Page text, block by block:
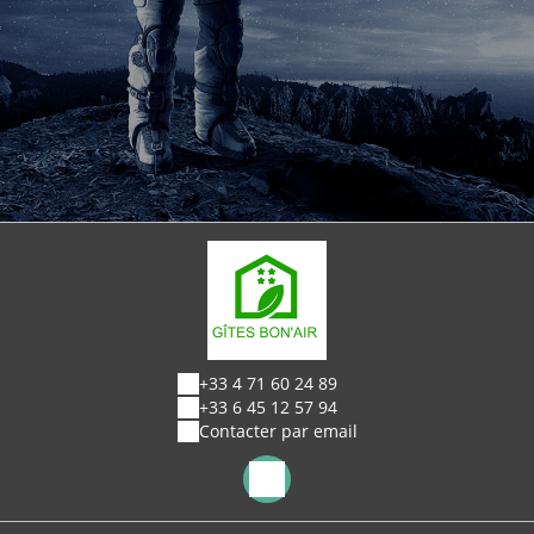
+33 4 71 60 24 89
+33 6 45 12 57 94
Contacter par email